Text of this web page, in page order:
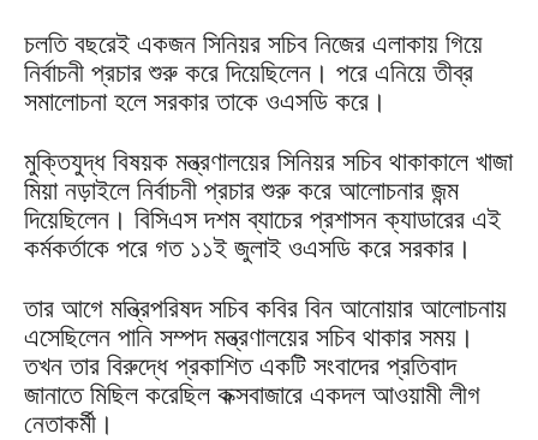
চলতি বছরেই একজন সিনিয়র সচিব নিজের এলাকায় গিয়ে
নির্বাচনী প্রচার শুরু করে দিয়েছিলেন। পরে এনিয়ে তীব্র
সমালোচনা হলে সরকার তাকে ওএসডি করে।
মুক্তিযুদ্ধ বিষয়ক মন্ত্রণালয়ের সিনিয়র সচিব থাকাকালে খাজা
মিয়া নড়াইলে নির্বাচনী প্রচার শুরু করে আলোচনার জন্ম
দিয়েছিলেন। বিসিএস দশম ব্যাচের প্রশাসন ক্যাডারের এই
কর্মকর্তাকে পরে গত ১১ই জুলাই ওএসডি করে সরকার।
তার আগে মন্ত্রিপরিষদ সচিব কবির বিন আনোয়ার আলোচনায়
এসেছিলেন পানি সম্পদ মন্ত্রণালয়ের সচিব থাকার সময়।
তখন তার বিরুদ্ধে প্রকাশিত একটি সংবাদের প্রতিবাদ
জানাতে মিছিল করেছিল কক্সবাজারে একদল আওয়ামী লীগ
নেতাকর্মী।